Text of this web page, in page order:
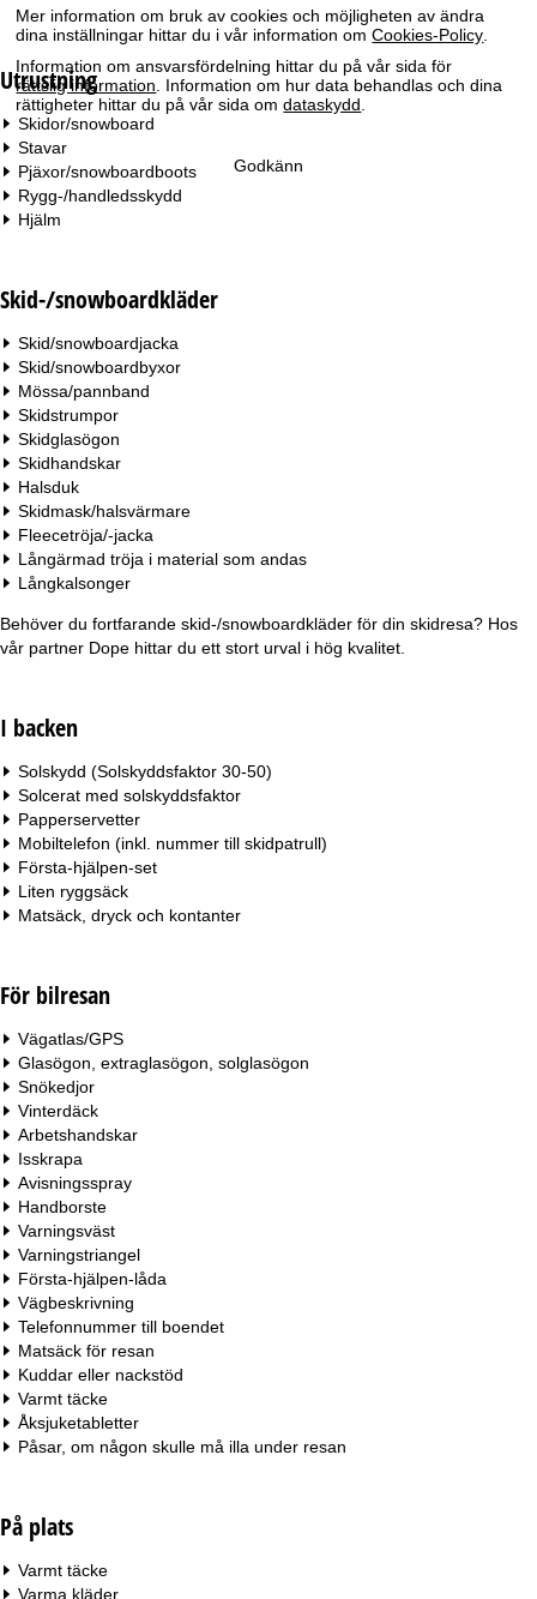
Mer information om bruk av cookies och möjligheten av ändra
dina inställningar hittar du i vår information omCookies-Policy.
Information om ansvarsfördelning hittar du på vår sida för
rättslig information. Information om hur data behandlas och dina
rättigheter hittar du på vår sida omdataskydd.
Godkänn
Utrustning
Skidor/snowboard
Stavar
Pjäxor/snowboardboots
Rygg-/handledsskydd
Hjälm
Skid-/snowboardkläder
Skid/snowboardjacka
Skid/snowboardbyxor
Mössa/pannband
Skidstrumpor
Skidglasögon
Skidhandskar
Halsduk
Skidmask/halsvärmare
Fleecetröja/-jacka
Långärmad tröja i material som andas
Långkalsonger
Behöver du fortfarande skid-/snowboardkläder för din skidresa? Hos
vår partner Dope hittar du ett stort urval i hög kvalitet.
I backen
Solskydd (Solskyddsfaktor 30-50)
Solcerat med solskyddsfaktor
Papperservetter
Mobiltelefon (inkl. nummer till skidpatrull)
Första-hjälpen-set
Liten ryggsäck
Matsäck, dryck och kontanter
För bilresan
Vägatlas/GPS
Glasögon, extraglasögon, solglasögon
Snökedjor
Vinterdäck
Arbetshandskar
Isskrapa
Avisningsspray
Handborste
Varningsväst
Varningstriangel
Första-hjälpen-låda
Vägbeskrivning
Telefonnummer till boendet
Matsäck för resan
Kuddar eller nackstöd
Varmt täcke
Åksjuketabletter
Påsar, om någon skulle må illa under resan
På plats
Varmt täcke
Varma kläder